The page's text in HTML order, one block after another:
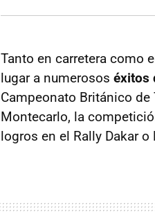
Tanto en carretera como
lugar a numerosos éxitos
Campeonato Británico
Montecarlo, la
logros en el Rally Dakar